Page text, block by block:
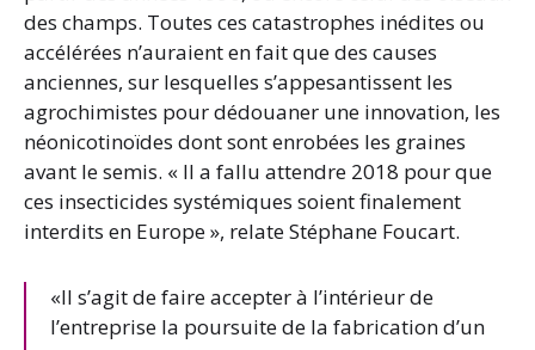
des champs. Toutes ces catastrophes inédites ou
accélérées n’auraient en fait que des causes
anciennes, sur lesquelles s’appesantissent les
agrochimistes pour dédouaner une innovation, les
néonicotinoïdes dont sont enrobées les graines
avant le semis. « Il a fallu attendre 2018 pour que
ces insecticides systémiques soient finalement
interdits en Europe », relate Stéphane Foucart.
«Il s’agit de faire accepter à l’intérieur de
l’entreprise la poursuite de la fabrication d’un